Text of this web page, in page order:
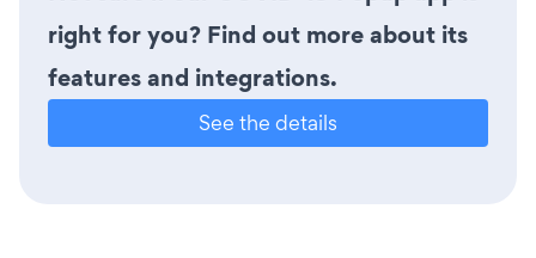
right for you? Find out more about its
features and integrations.
See the details